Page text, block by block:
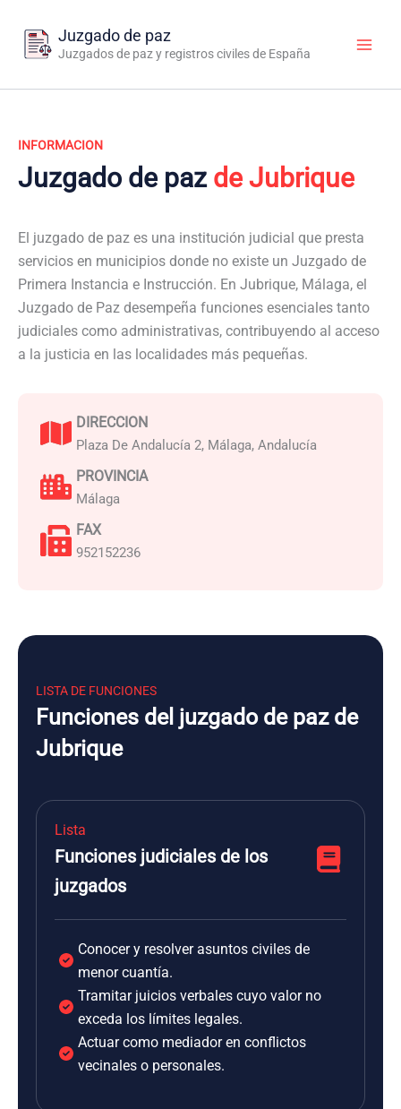
contenido
Juzgado de paz
Juzgados de paz y registros civiles de España
INFORMACION
Juzgado de paz de Jubrique
El juzgado de paz es una institución judicial que presta
servicios en municipios donde no existe un Juzgado de
Primera Instancia e Instrucción. En Jubrique, Málaga, el
Juzgado de Paz desempeña funciones esenciales tanto
judiciales como administrativas, contribuyendo al acceso
a la justicia en las localidades más pequeñas.
DIRECCION
Plaza De Andalucía 2, Málaga, Andalucía
PROVINCIA
Málaga
FAX
952152236
LISTA DE FUNCIONES
Funciones del juzgado de paz de
Jubrique
Lista
Funciones judiciales de los
juzgados
Conocer y resolver asuntos civiles de
menor cuantía.
Tramitar juicios verbales cuyo valor no
exceda los límites legales.
Actuar como mediador en conflictos
vecinales o personales.